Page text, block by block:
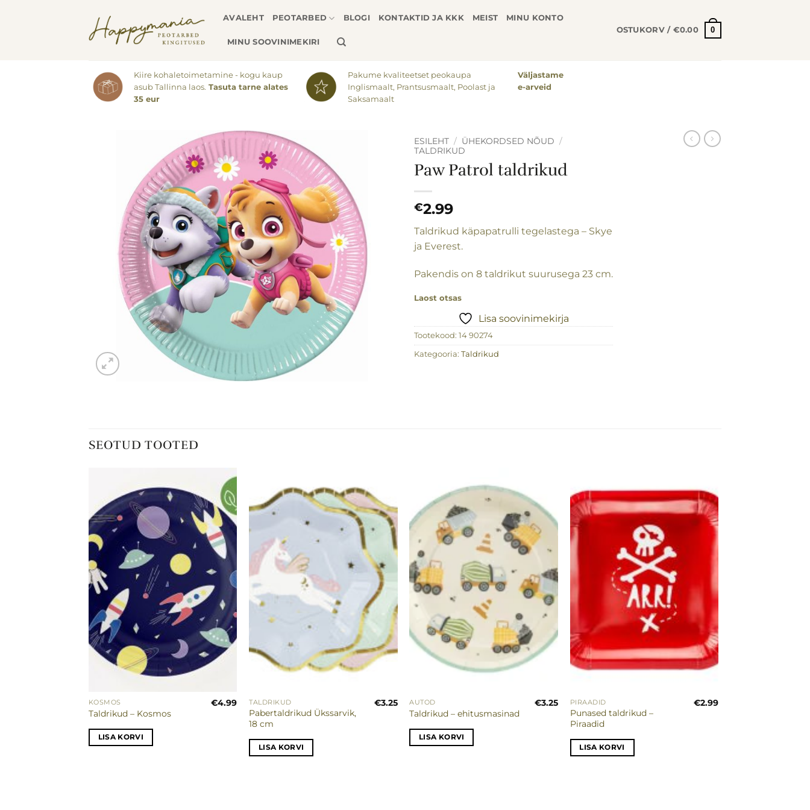
AVALEHT PEOTARBED BLOGI KONTAKTID JA KKK MEIST MINU KONTO
MINU SOOVINIMEKIRI
OSTUKORV / €0.00 0
Kiire kohaletoimetamine - kogu kaup
asub Tallinna laos. Tasuta tarne alates
35 eur
Pakume kvaliteetset peokaupa
Inglismaalt, Prantsusmaalt, Poolast ja
Saksamaalt
Väljastame
e-arveid
soovinimekirja
ESILEHT / ÜHEKORDSED NÕUD /
TALDRIKUD
Paw Patrol taldrikud
€2.99
Taldrikud käpapatrulli tegelastega – Skye
ja Everest.
Pakendis on 8 taldrikut suurusega 23 cm.
Laost otsas
Lisa soovinimekirja
Tootekood: 14 90274
Kategooria: Taldrikud
SEOTUD TOOTED
Lisa
soovinimekirja
KOSMOS
Taldrikud – Kosmos
€4.99
LISA KORVI
Lisa
soovinimekirja
TALDRIKUD
Pabertaldrikud Ükssarvik,
18 cm
€3.25
LISA KORVI
Lisa
soovinimekirja
AUTOD
Taldrikud – ehitusmasinad
€3.25
LISA KORVI
Lisa
soovinimekirja
PIRAADID
Punased taldrikud –
Piraadid
€2.99
LISA KORVI